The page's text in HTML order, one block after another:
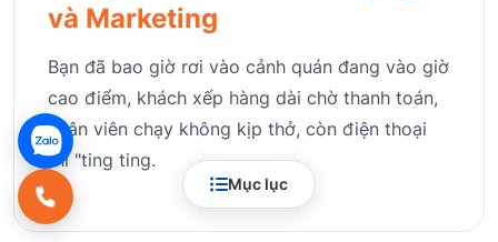
Mục lục
và Marketing
Bạn đã bao giờ rơi vào cảnh quán đang vào giờ
cao điểm, khách xếp hàng dài chờ thanh toán,
nhân viên chạy không kịp thở, còn điện thoại
thì "ting ting.